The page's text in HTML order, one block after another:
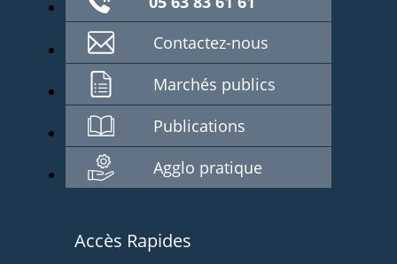
Contactez-nous
Marchés publics
Publications
Agglo pratique
Accès Rapides